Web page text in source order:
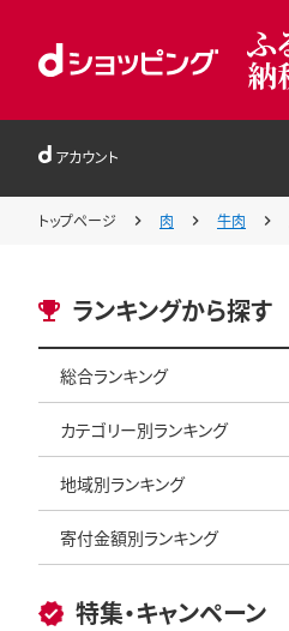
アカウント
トップページ 肉 牛肉
ランキングから探す
総合ランキング
カテゴリー別ランキング
地域別ランキング
寄付金額別ランキング
特集・キャンペーン